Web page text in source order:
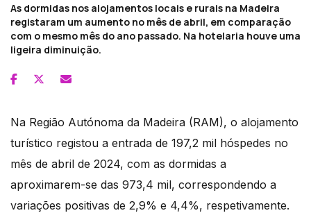
As dormidas nos alojamentos locais e rurais na Madeira
registaram um aumento no mês de abril, em comparação
com o mesmo mês do ano passado. Na hotelaria houve uma
ligeira diminuição.
Na Região Autónoma da Madeira (RAM), o alojamento
turístico registou a entrada de 197,2 mil hóspedes no
mês de abril de 2024, com as dormidas a
aproximarem-se das 973,4 mil, correspondendo a
variações positivas de 2,9% e 4,4%, respetivamente.